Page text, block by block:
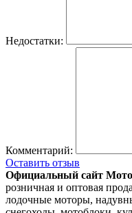
Недостатки:
Комментарий:
Оставить отзыв
Официальный сайт
розничная и оптовая
лодочные моторы,